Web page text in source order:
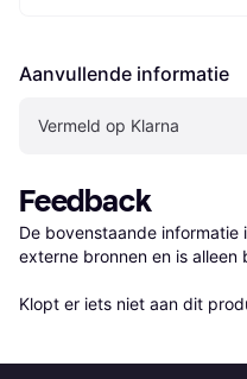
Aanvullende informatie
Vermeld op Klarna
Feedback
De bovenstaande
externe bronnen en is alleen
Klopt er iets niet aan dit